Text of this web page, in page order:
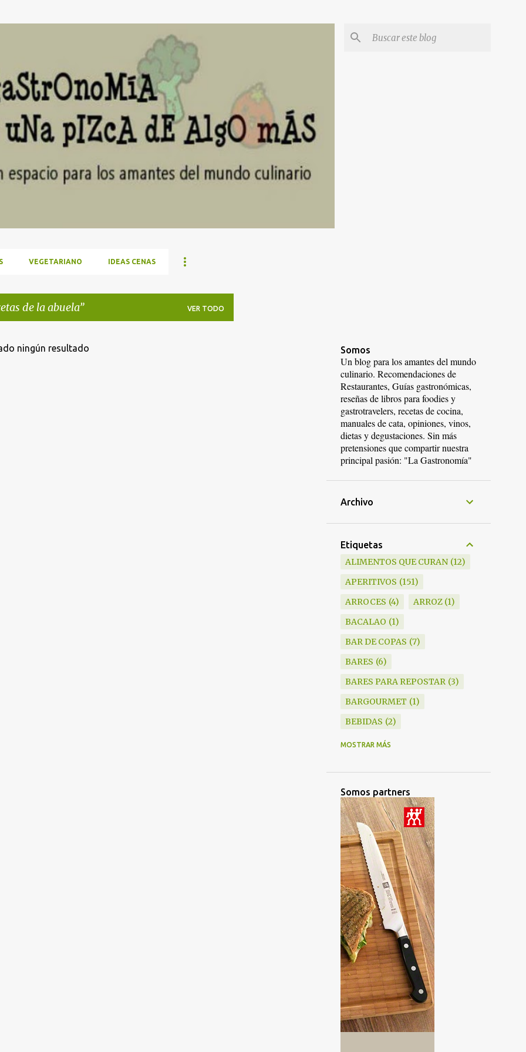
VEGETARIANO IDEAS CENAS
de la abuela VER TODO
ningún resultado Somos
Un blog para los amantes del mundo
culinario. Recomendaciones de
Restaurantes, Guías gastronómicas,
reseñas de libros para foodies y
gastrotravelers, recetas de cocina,
manuales de cata, opiniones, vinos,
dietas y degustaciones. Sin más
pretensiones que compartir nuestra
principal pasión: "La Gastronomía"
Archivo
Etiquetas
ALIMENTOS QUE CURAN 12
APERITIVOS 151
ARROCES 4 ARROZ 1
BACALAO 1
BAR DE COPAS 7
BARES 6
BARES PARA REPOSTAR 3
BARGOURMET 1
BEBIDAS 2
BLANKY 6
BROWNIE 1
BURGUERS 2
CANAPES 2 CARNES
CATA DE ACEITES DE OLIVA
VIRGEN EXTRA
CATA DE AGUA
1
CATA DE CERVEZAS 15
CATA DE CHOCOLATES
CATA DE QUESO
3
CATA DE QUESOS 6
CATA DE RON 3
CATA DE VINOS 193
CATA DE WHISKY 2
MOSTRAR MÁS
Somos partners